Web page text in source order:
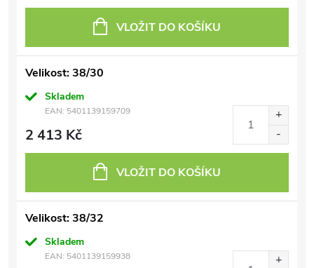
VLOŽIT DO KOŠÍKU
Velikost: 38/30
Skladem
EAN: 5401139159709
2 413 Kč
VLOŽIT DO KOŠÍKU
Velikost: 38/32
Skladem
EAN: 5401139159938